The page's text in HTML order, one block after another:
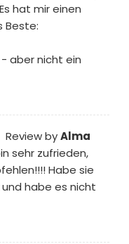
hat mir einen
Beste:
- aber nicht ein
Review byAlma
sehr zufrieden,
Habe sie
habe es nicht